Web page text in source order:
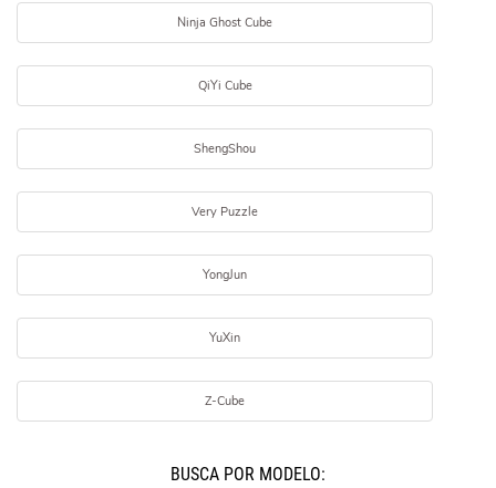
Ninja Ghost Cube
QiYi Cube
ShengShou
Very Puzzle
YongJun
YuXin
Z-Cube
BUSCÁ POR MODELO: